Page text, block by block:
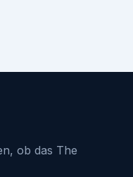
ob das The